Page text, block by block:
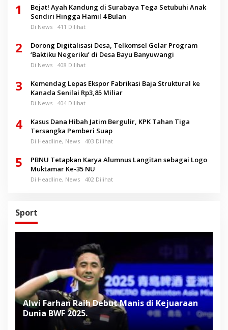
1
Bejat! Ayah Kandung di Surabaya Tega Setubuhi Anak
Sendiri Hingga Hamil 4 Bulan
Di News 411 Dilihat
2
Dorong Digitalisasi Desa, Telkomsel Gelar Program
‘Baktiku Negeriku’ di Desa Bayu Banyuwangi
Di News 408 Dilihat
3
Kemendag Lepas Ekspor Fabrikasi Baja Struktural ke
Kanada Senilai Rp3,85 Miliar
Di News 404 Dilihat
4
Kasus Dana Hibah Jatim Bergulir, KPK Tahan Tiga
Tersangka Pemberi Suap
Di Headline, News 403 Dilihat
5
PBNU Tetapkan Karya Alumnus Langitan sebagai Logo
Muktamar Ke-35 NU
Di Headline, News 402 Dilihat
Sport
Alwi Farhan Raih Debut Manis di Kejuaraan
Dunia BWF 2025.